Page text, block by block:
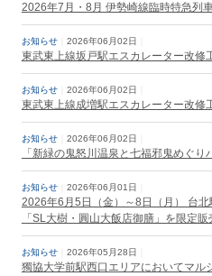
2026年7月・8月 伊勢崎線臨時特急列
お知らせ 2026年06月02日
東武東上線坂戸駅エスカレーター改修
お知らせ 2026年06月02日
東武東上線成増駅エスカレーター改修
お知らせ 2026年06月02日
「新緑の鬼怒川温泉と七福邪鬼めぐ
お知らせ 2026年06月01日
2026年6月5日（金）～8日（月） 台
「SL大樹・圓山大飯店御膳」を限定販
お知らせ 2026年05月28日
獨協大学前駅西口エリアにおいてマル